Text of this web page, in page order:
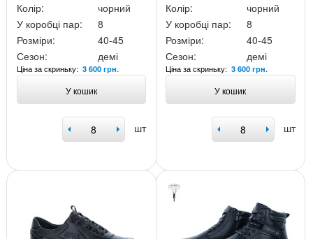
Колір:
чорний
У коробці пар:
8
Розміри:
40-45
Сезон:
демі
Ціна за скриньку: 3 600 грн.
У кошик
шт
Колір:
чорний
У коробці пар:
8
Розміри:
40-45
Сезон:
демі
Ціна за скриньку:3 600 грн.
У кошик
шт